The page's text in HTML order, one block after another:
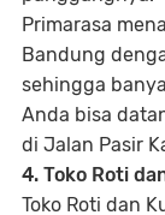
Primarasa
Bandung
sehingga
Anda bisa
di Jalan Pasir
4. Toko Roti
Toko Roti dan